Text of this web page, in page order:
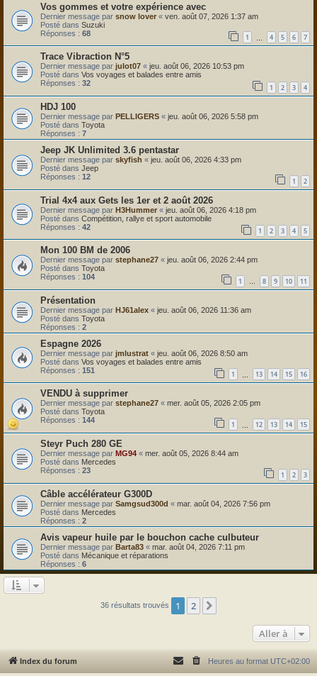
Vos gommes et votre expérience avec
Dernier message par snow lover « ven. août 07, 2026 1:37 am
Posté dans Suzuki
Réponses : 68 1 4 5 6 7
Trace Vibraction N°5
Dernier message par julot07 « jeu. août 06, 2026 10:53 pm
Posté dans Vos voyages et balades entre amis
Réponses : 32 1 2 3 4
HDJ 100
Dernier message par PELLIGERS « jeu. août 06, 2026 5:58 pm
Posté dans Toyota
Réponses : 7
Jeep JK Unlimited 3.6 pentastar
Dernier message par skyfish « jeu. août 06, 2026 4:33 pm
Posté dans Jeep
Réponses : 12 1 2
Trial 4x4 aux Gets les 1er et 2 août 2026
Dernier message par H3Hummer « jeu. août 06, 2026 4:18 pm
Posté dans Compétition, rallye et sport automobile
Réponses : 42 1 2 3 4 5
Mon 100 BM de 2006
Dernier message par stephane27 « jeu. août 06, 2026 2:44 pm
Posté dans Toyota
Réponses : 104 1 … 8 9 10 11
Présentation
Dernier message par HJ61alex « jeu. août 06, 2026 11:36 am
Posté dans Toyota
Réponses : 2
Espagne 2026
Dernier message par jmlustrat « jeu. août 06, 2026 8:50 am
Posté dans Vos voyages et balades entre amis
Réponses : 151 1 13 14 15 16
VENDU à supprimer
Dernier message par stephane27 « mer. août 05, 2026 2:05 pm
Posté dans Toyota
Réponses : 144 1 12 13 14 15
Steyr Puch 280 GE
Dernier message par MG94 « mer. août 05, 2026 8:44 am
Posté dans Mercedes
Réponses : 23 1 2 3
Câble accélérateur G300D
Dernier message par Samgsud300d « mar. août 04, 2026 7:56 pm
Posté dans Mercedes
Réponses : 2
Avis vapeur huile par le bouchon cache culbuteur
Dernier message par Barta83 « mar. août 04, 2026 7:11 pm
Posté dans Mécanique et réparations
Réponses : 6
36 résultats trouvés 1 2
Aller à
Index du forum Heures au format UTC+02:00